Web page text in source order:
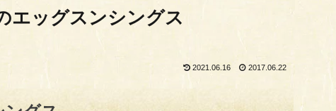
エッグスンシングス
2021.06.16 2017.06.22